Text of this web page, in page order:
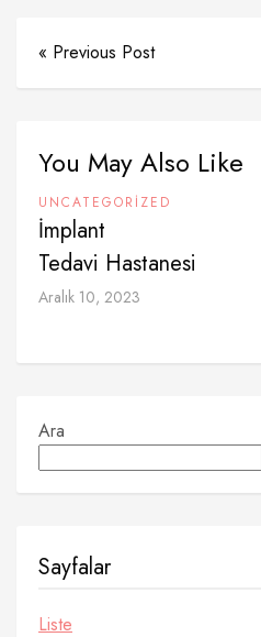
« Previous Post
You May Also Like
UNCATEGORIZED
İmplant
Tedavi Hastanesi
Aralık 10, 2023
Ara
Sayfalar
Liste